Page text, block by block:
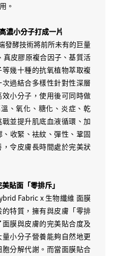
。
濃小分子打成一片
發酵技術將前所未有的巨量
皮膠原複合因子、基質活
幾十種的抗氧植物萃取複
過結合多樣性針對性深層
小分子，使用後可同時做
、氧化、糖化、炎症、乾
並提升肌底血液循環、加
收緊、袪紋、彈性、鞏固
令皮膚長時間處於完美狀
貼面「零排斥」
Fabric x 生物纖維 面膜
特質，擁有與皮膚「零排
膜與皮膚的完美貼合度及
小分子營養能夠自然地更
分解代謝。而當面膜貼合